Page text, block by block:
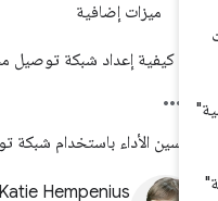
ميزات إضافية
كيفية إعداد شبكة توصيل
الأداء باستخدام شبكة
Katie Hempenius